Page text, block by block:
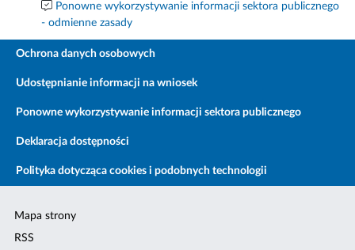
Ponowne wykorzystywanie informacji sektora publicznego
- odmienne zasady
Ochrona danych osobowych
Udostępnianie informacji na wniosek
Ponowne wykorzystywanie informacji sektora publicznego
Deklaracja dostępności
Polityka dotycząca cookies i podobnych technologii
Mapa strony
RSS